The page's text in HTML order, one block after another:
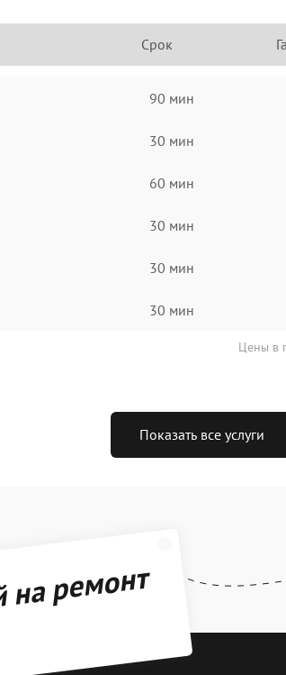
Срок
90 мин
30 мин
60 мин
30 мин
30 мин
30 мин
Цены в
Показать все услуги
ремонт